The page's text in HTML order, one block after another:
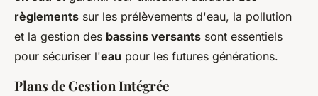
règlements sur les prélèvements d'eau, la pollution
et la gestion des bassins versants sont essentiels
pour sécuriser l'eau pour les futures générations.
Plans de Gestion Intégrée